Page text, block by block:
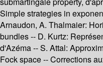
Simple strategies in
Arnaudon, A. Thalmaier:
bundles -- D. Kurtz:
d'Azéma -- S. Attal:
Fock space -- Corrections